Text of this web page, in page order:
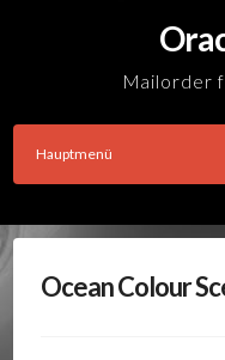
Mailorder
Hauptmenü
Ocean Colour